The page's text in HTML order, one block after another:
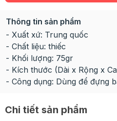
Thông tin sản phẩm
- Xuất xứ: Trung quốc
- Chất liệu: thiếc
- Khối lượng: 75gr
- Kích thước (Dài x Rộng x
- Công dụng: Dùng để đựng
Chi tiết sản phẩm